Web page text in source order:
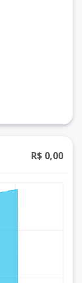
R$ 0,00